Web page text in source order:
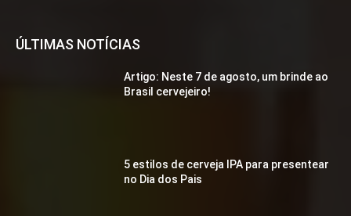
ÚLTIMAS NOTÍCIAS
Artigo: Neste 7 de agosto, um brinde ao
Brasil cervejeiro!
5 estilos de cerveja IPA para presentear
no Dia dos Pais